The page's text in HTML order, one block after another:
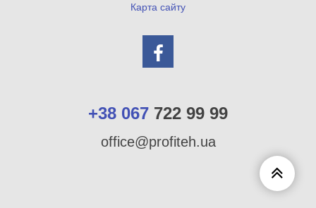
Карта сайту
+38 067 722 99 99
office@profiteh.ua
Scroll